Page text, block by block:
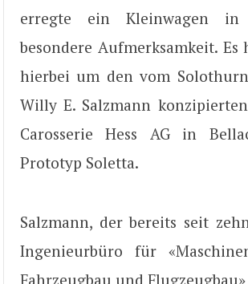
erregte ein Kleinwagen in
besondere Aufmerksamkeit. Es
hierbei um den vom
Willy E. Salzmann
Carosserie Hess AG in
Prototyp Soletta.
Salzmann, der bereits seit
Ingenieurbüro für
Fahrzeugbau und